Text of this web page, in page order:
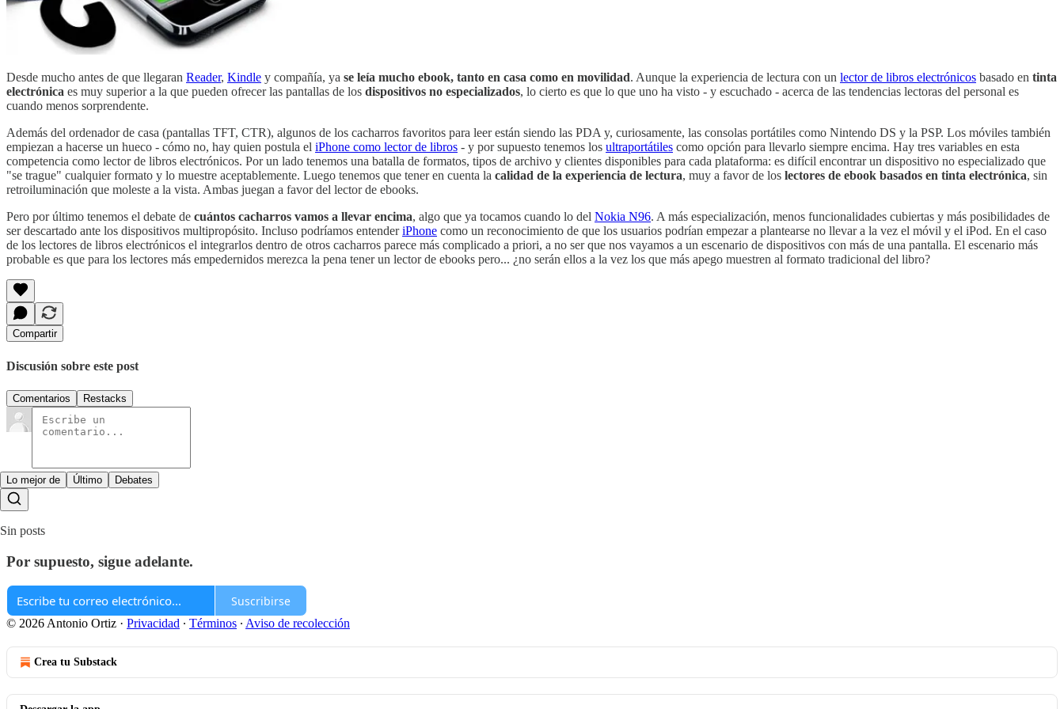
Desde mucho antes de que llegaran Reader, Kindle y compañía, ya se leía mucho ebook, tanto en casa como en movilidad. Aunque la experiencia de lectura con un lector de libros electrónicos basado en tinta
electrónica es muy superior a la que pueden ofrecer las pantallas de los dispositivos no especializados, lo cierto es que lo que uno ha visto - y escuchado - acerca de las tendencias lectoras del personal es
cuando menos sorprendente.
Además del ordenador de casa (pantallas TFT, CTR), algunos de los cacharros favoritos para leer están siendo las PDA y, curiosamente, las consolas portátiles como Nintendo DS y la PSP. Los móviles también
empiezan a hacerse un hueco - cómo no, hay quien postula el iPhone como lector de libros - y por supuesto tenemos los ultraportátiles como opción para llevarlo siempre encima. Hay tres variables en esta
competencia como lector de libros electrónicos. Por un lado tenemos una batalla de formatos, tipos de archivo y clientes disponibles para cada plataforma: es difícil encontrar un dispositivo no especializado que
"se trague" cualquier formato y lo muestre aceptablemente. Luego tenemos que tener en cuenta la calidad de la experiencia de lectura, muy a favor de los lectores de ebook basados en tinta electrónica, sin
retroiluminación que moleste a la vista. Ambas juegan a favor del lector de ebooks.
Pero por último tenemos el debate de cuántos cacharros vamos a llevar encima, algo que ya tocamos cuando lo del Nokia N96. A más especialización, menos funcionalidades cubiertas y más posibilidades de
ser descartado ante los dispositivos multipropósito. Incluso podríamos entenderiPhone como un reconocimiento de que los usuarios podrían empezar a plantearse no llevar a la vez el móvil y el iPod. En el caso
de los lectores de libros electrónicos el integrarlos dentro de otros cacharros parece más complicado a priori, a no ser que nos vayamos a un escenario de dispositivos con más de una pantalla. El escenario más
probable es que para los lectores más empedernidos merezca la pena tener un lector de ebooks pero... ¿no serán ellos a la vez los que más apego muestren al formato tradicional del libro?
Compartir
Discusión sobre este post
Comentarios Restacks
Lo mejor de Último Debates
Sin posts
Por supuesto, sigue adelante.
Suscribirse
© 2026 Antonio Ortiz · Privacidad ∙ Términos ∙ Aviso de recolección
Crea tu Substack